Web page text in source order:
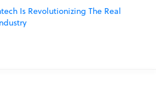
Is Revolutionizing The Real